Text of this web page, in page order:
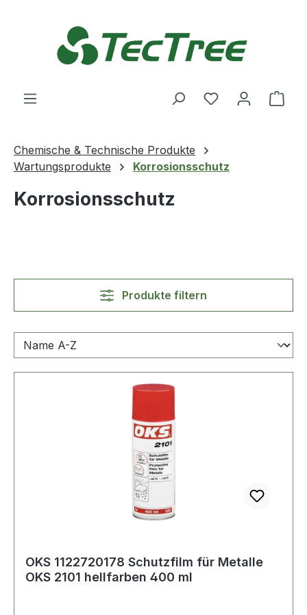
Du hast 0
Chemische & Technische Produkte
Wartungsprodukte
Korrosionsschutz
Korrosionsschutz
Produkte filtern
OKS 1122720178 Schutzfilm für Metalle
OKS 2101 hellfarben 400 ml